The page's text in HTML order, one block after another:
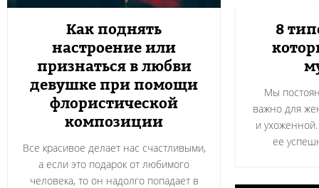
Как поднять
настроение или
признаться в любви
девушке при помощи
флористической
композиции
Все красивое делает нас счастливыми,
а если это подарок от любимого
человека, то он надолго попадает в
8
Мы
важно для
и ухоженной.
ее